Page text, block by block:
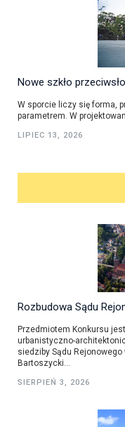
Nowe szkło
W sporcie liczy się forma,
parametrem. W
LIPIEC 13, 2026
Rozbudowa Sądu
Przedmiotem Konkursu
urbanistyczno-
siedziby Sądu
Bartoszycki...
SIERPIEŃ 3, 2026